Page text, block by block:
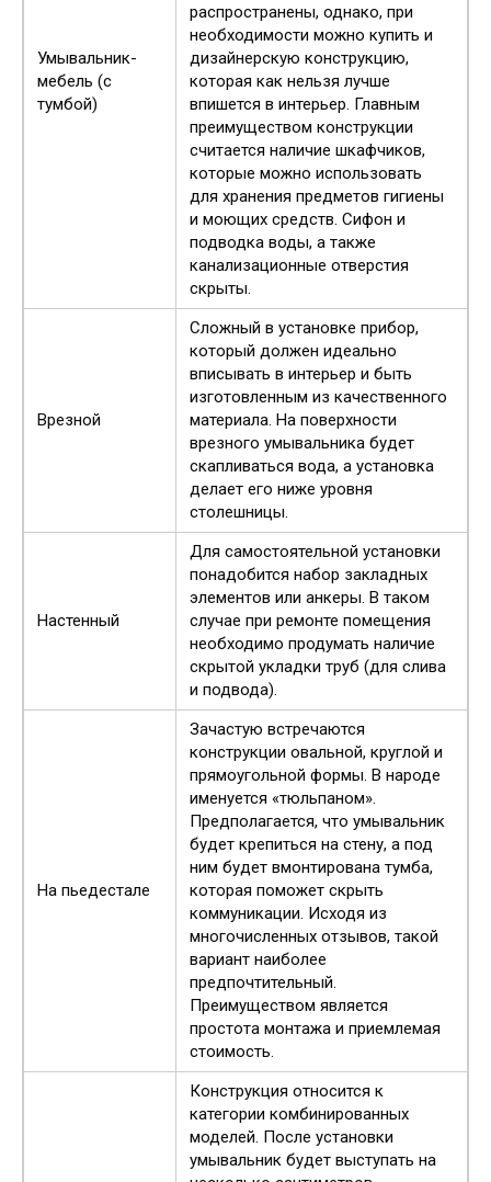
Умывальник-
мебель (с
тумбой)
распространены, однако, при
необходимости можно купить и
дизайнерскую конструкцию,
которая как нельзя лучше
впишется в интерьер. Главным
преимуществом конструкции
считается наличие шкафчиков,
которые можно использовать
для хранения предметов гигиены
и моющих средств. Сифон и
подводка воды, а также
канализационные отверстия
скрыты.
Врезной
Сложный в установке прибор,
который должен идеально
вписывать в интерьер и быть
изготовленным из качественного
материала. На поверхности
врезного умывальника будет
скапливаться вода, а установка
делает его ниже уровня
столешницы.
Настенный
Для самостоятельной установки
понадобится набор закладных
элементов или анкеры. В таком
случае при ремонте помещения
необходимо продумать наличие
скрытой укладки труб (для слива
и подвода).
На пьедестале
Зачастую встречаются
конструкции овальной, круглой и
прямоугольной формы. В народе
именуется «тюльпаном».
Предполагается, что умывальник
будет крепиться на стену, а под
ним будет вмонтирована тумба,
которая поможет скрыть
коммуникации. Исходя из
многочисленных отзывов, такой
вариант наиболее
предпочтительный.
Преимуществом является
простота монтажа и приемлемая
стоимость.
Конструкция относится к
категории комбинированных
моделей. После установки
умывальник будет выступать на